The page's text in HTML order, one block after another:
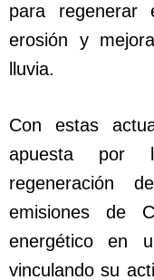
para regenerar
erosión y
lluvia.
Con estas
apuesta por
regeneración
emisiones de
energético en
vinculando su